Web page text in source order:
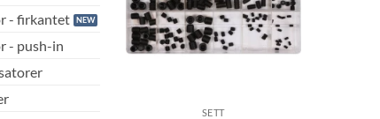
- firkantet
- push-in
SETT